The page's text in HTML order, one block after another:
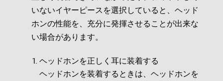
いないイヤーピースを選択していると、ヘッド
ホンの性能を、充分に発揮させることが出来な
い場合があります。
ヘッドホンを正しく耳に装着する
ヘッドホンを装着するときは、ヘッドホンを